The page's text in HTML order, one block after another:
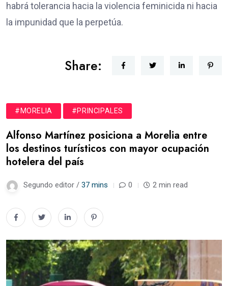
habrá tolerancia hacia la violencia feminicida ni hacia
la impunidad que la perpetúa.
Share:
#MORELIA #PRINCIPALES
Alfonso Martínez posiciona a Morelia entre
los destinos turísticos con mayor ocupación
hotelera del país
Segundo editor / 37 mins 0 2 min read